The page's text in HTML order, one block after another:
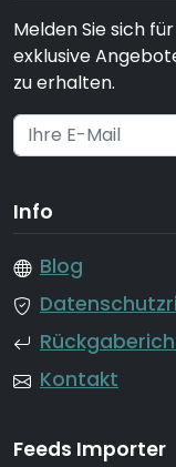
Melden Sie sich
exklusive
zu erhalten.
Info
Blog
Kontakt
Feeds Importer